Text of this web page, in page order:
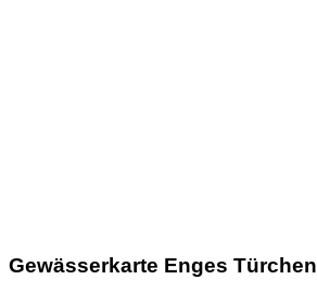
Gewässerkarte Enges Türchen